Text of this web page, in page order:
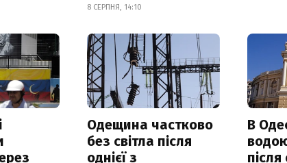
8 СЕРПНЯ, 14:10
Одещина частково
без світла після
однієї з
В
після